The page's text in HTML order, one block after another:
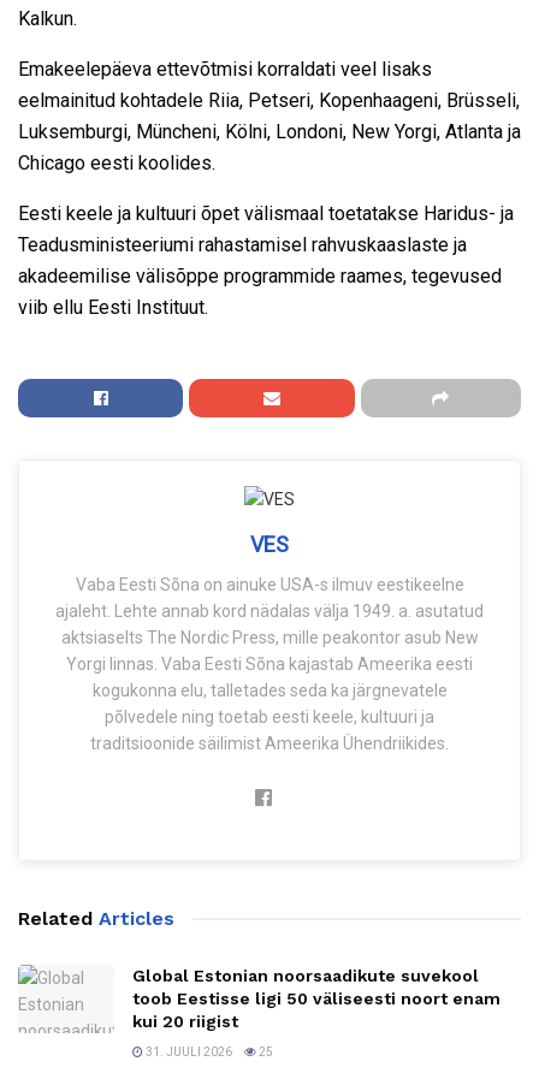
Kalkun.
Emakeelepäeva ettevõtmisi korraldati veel lisaks
eelmainitud kohtadele Riia, Petseri, Kopenhaageni, Brüsseli,
Luksemburgi, Müncheni, Kölni, Londoni, New Yorgi, Atlanta ja
Chicago eesti koolides.
Eesti keele ja kultuuri õpet välismaal toetatakse Haridus- ja
Teadusministeeriumi rahastamisel rahvuskaaslaste ja
akadeemilise välisõppe programmide raames, tegevused
viib ellu Eesti Instituut.
VES
Vaba Eesti Sõna on ainuke USA-s ilmuv eestikeelne
ajaleht. Lehte annab kord nädalas välja 1949. a. asutatud
aktsiaselts The Nordic Press, mille peakontor asub New
Yorgi linnas. Vaba Eesti Sõna kajastab Ameerika eesti
kogukonna elu, talletades seda ka järgnevatele
põlvedele ning toetab eesti keele, kultuuri ja
traditsioonide säilimist Ameerika Ühendriikides.
Related Articles
Global Estonian noorsaadikute suvekool
toob Eestisse ligi 50 väliseesti noort enam
kui 20 riigist
31. JUULI 2026 25